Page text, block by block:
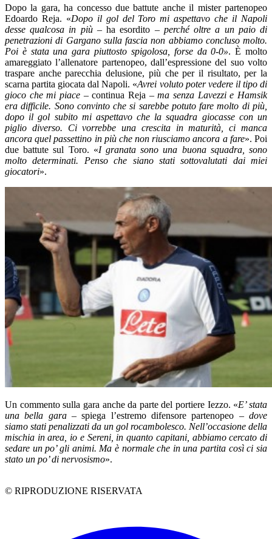
Dopo la gara, ha concesso due battute anche il mister partenopeo
Edoardo Reja. «Dopo il gol del Toro mi aspettavo che il Napoli
desse qualcosa in più – ha esordito –perché oltre a un paio di
penetrazioni di Gargano sulla fascia non abbiamo concluso molto.
Poi è stata una gara piuttosto spigolosa, forse da 0-0». È molto
amareggiato l’allenatore partenopeo, dall’espressione del suo volto
traspare anche parecchia delusione, più che per il risultato, per la
scarna partita giocata dal Napoli. «Avrei voluto poter vedere il tipo di
gioco che mi piace – continua Reja –ma senza Lavezzi e Hamsik
era difficile. Sono convinto che si sarebbe potuto fare molto di più,
dopo il gol subito mi aspettavo che la squadra giocasse con un
piglio diverso. Ci vorrebbe una crescita in maturità, ci manca
ancora quel passettino in più che non riusciamo ancora a fare». Poi
due battute sul Toro. «I granata sono una buona squadra, sono
molto determinati. Penso che siano stati sottovalutati dai miei
giocatori».
Un commento sulla gara anche da parte del portiere Iezzo. «E’ stata
una bella gara– spiega l’estremo difensore partenopeo –dove
siamo stati penalizzati da un gol rocambolesco. Nell’occasione della
mischia in area, io e Sereni, in quanto capitani, abbiamo cercato di
sedare un po’ gli animi. Ma è normale che in una partita così ci sia
stato un po’ di nervosismo».
© RIPRODUZIONE RISERVATA